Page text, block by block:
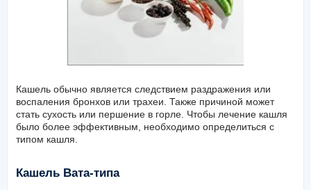
Кашель обычно является следствием раздражения или
воспаления бронхов или трахеи. Также причиной может
стать сухость или першение в горле. Чтобы лечение кашля
было более эффективным, необходимо определиться с
типом кашля.
Кашель Вата-типа